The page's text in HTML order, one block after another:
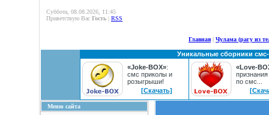
Суббота, 08.08.2026, 11:45
Приветствую Вас Гость | RSS
Главная | Чулама (рагу из
Уникальные сборники
«Joke-BOX»:
смс приколы и
розыгрыши!
[Скачать]
«Love-
по смс...
Меню сайта